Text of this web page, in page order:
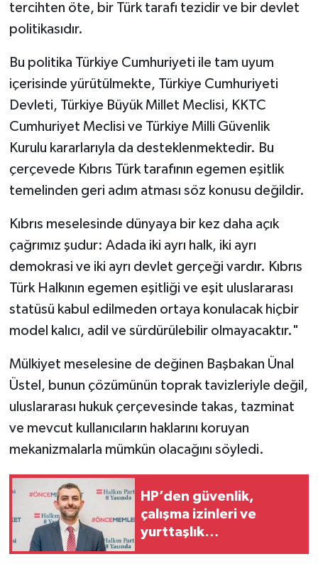
tercihten öte, bir Türk tarafı tezidir ve bir devlet
politikasıdır.
Bu politika Türkiye Cumhuriyeti ile tam uyum
içerisinde yürütülmekte, Türkiye Cumhuriyeti
Devleti, Türkiye Büyük Millet Meclisi, KKTC
Cumhuriyet Meclisi ve Türkiye Milli Güvenlik
Kurulu kararlarıyla da desteklenmektedir. Bu
çerçevede Kıbrıs Türk tarafının egemen eşitlik
temelinden geri adım atması söz konusu değildir.
Kıbrıs meselesinde dünyaya bir kez daha açık
çağrımız şudur: Adada iki ayrı halk, iki ayrı
demokrasi ve iki ayrı devlet gerçeği vardır. Kıbrıs
Türk Halkının egemen eşitliği ve eşit uluslararası
statüsü kabul edilmeden ortaya konulacak hiçbir
model kalıcı, adil ve sürdürülebilir olmayacaktır."
Mülkiyet meselesine de değinen Başbakan Ünal
Üstel, bunun çözümünün toprak tavizleriyle değil,
uluslararası hukuk çerçevesinde takas, tazminat
ve mevcut kullanıcıların haklarını koruyan
mekanizmalarla mümkün olacağını söyledi.
HP’den güvenlik,
çalışma izinleri ve
yurttaşlık